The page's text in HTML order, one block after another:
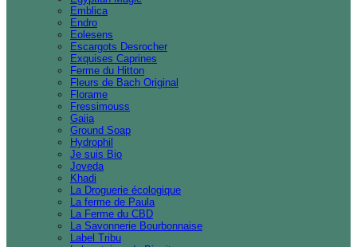
Emblica
Endro
Eolesens
Escargots Desrocher
Exquises Caprines
Ferme du Hitton
Fleurs de Bach Original
Florame
Fressimouss
Gaiia
Ground Soap
Hydrophil
Je suis Bio
Joveda
Khadi
La Droguerie écologique
La ferme de Paula
La Ferme du CBD
La Savonnerie Bourbonnaise
Label Tribu